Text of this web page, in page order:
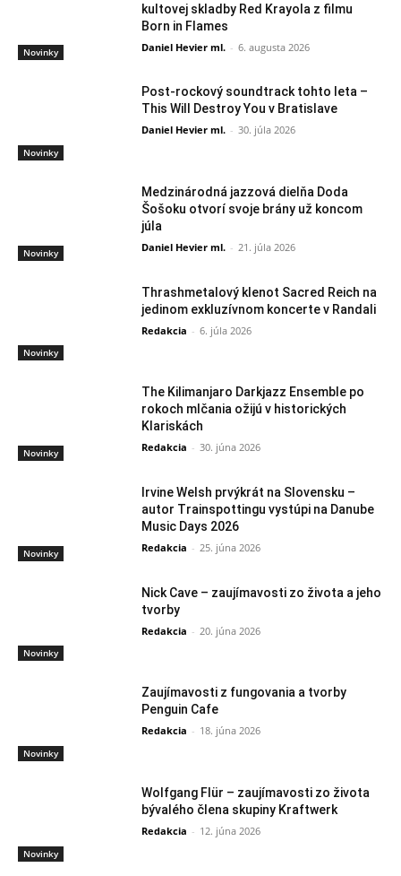
Novinky
kultovej skladby Red Krayola z filmu
Born in Flames
Daniel Hevier ml. - 6. augusta 2026
Novinky
Post-rockový soundtrack tohto leta –
This Will Destroy You v Bratislave
Daniel Hevier ml. - 30. júla 2026
Novinky
Medzinárodná jazzová dielňa Doda
Šošoku otvorí svoje brány už koncom
júla
Daniel Hevier ml. - 21. júla 2026
Novinky
Thrashmetalový klenot Sacred Reich na
jedinom exkluzívnom koncerte v Randali
Redakcia - 6. júla 2026
Novinky
The Kilimanjaro Darkjazz Ensemble po
rokoch mlčania ožijú v historických
Klariskách
Redakcia - 30. júna 2026
Novinky
Irvine Welsh prvýkrát na Slovensku –
autor Trainspottingu vystúpi na Danube
Music Days 2026
Redakcia - 25. júna 2026
Novinky
Nick Cave – zaujímavosti zo života a jeho
tvorby
Redakcia - 20. júna 2026
Novinky
Zaujímavosti z fungovania a tvorby
Penguin Cafe
Redakcia - 18. júna 2026
Novinky
Wolfgang Flür – zaujímavosti zo života
bývalého člena skupiny Kraftwerk
Redakcia - 12. júna 2026